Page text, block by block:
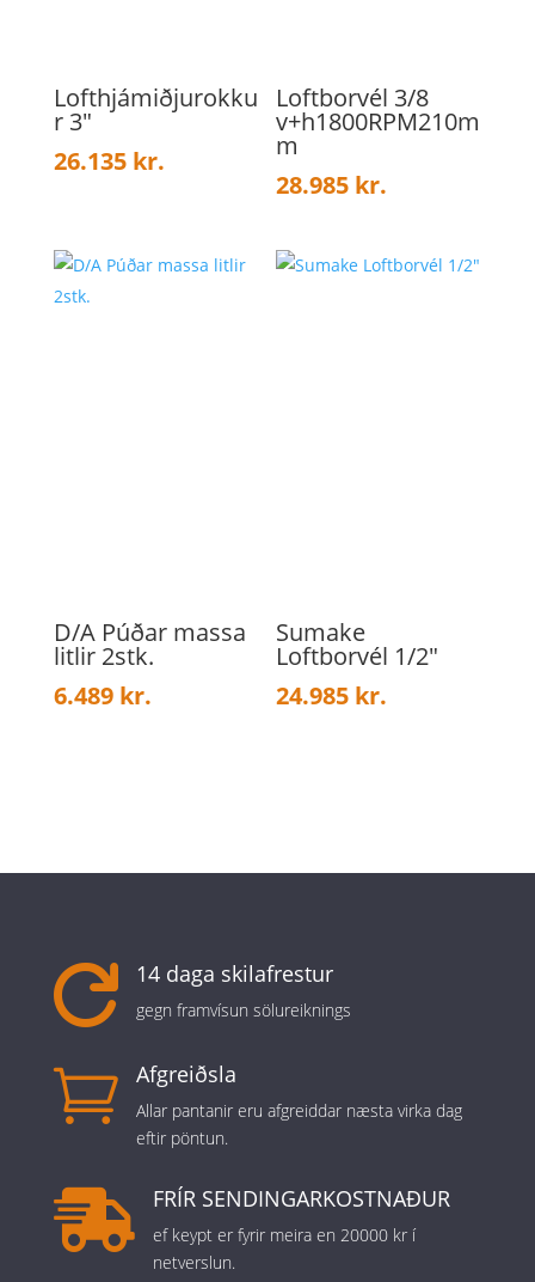
Lofthjámiðjurokku
r 3″
26.135 kr.
Loftborvél 3/8
v+h1800RPM210m
m
28.985 kr.
D/A Púðar massa
litlir 2stk.
6.489 kr.
Sumake
Loftborvél 1/2″
24.985 kr.
 14 daga skilafrestur
gegn framvísun sölureiknings
 Afgreiðsla
Allar pantanir eru afgreiddar næsta virka dag
eftir pöntun.
 FRÍR SENDINGARKOSTNAÐUR
ef keypt er fyrir meira en 20000 kr í
netverslun.